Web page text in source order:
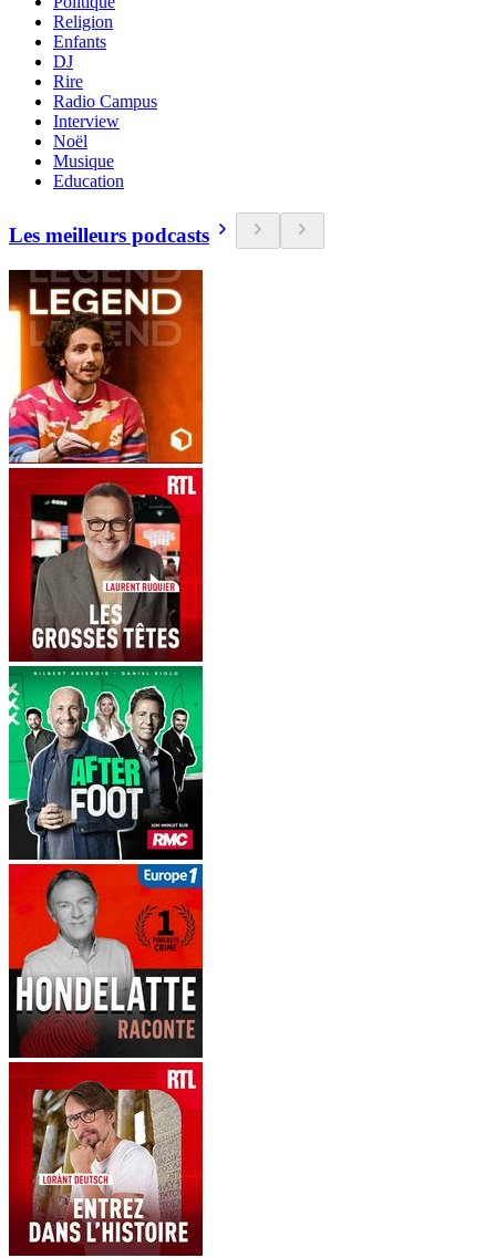
Religion
Enfants
DJ
Rire
Radio Campus
Interview
Noël
Musique
Education
Les meilleurs podcasts